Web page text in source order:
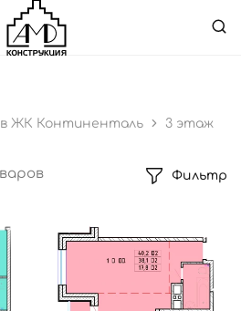
35
ЖК Континенталь 3 этаж
Фильтр